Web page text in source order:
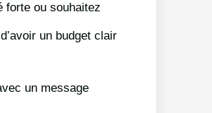
forte ou souhaitez
un budget clair
un message